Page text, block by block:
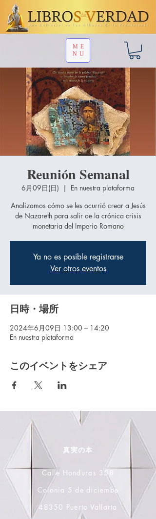
ME
NU
Reunión Semanal
6月09日(日)
  |
En nuestra plataforma
Analizamos cómo se les ocurrió crear a Jesús
de Nazareth para salir de la crónica crisis
monetaria del Imperio Romano
Ya no es posible registrarse
Ver otros eventos
日時・場所
2024年6月09日 13:00 – 14:20
En nuestra plataforma
このイベントをシェア
真実の本
Calle Honduras 358
Colonia 5 de diciembe
48350 Puerto Vallarta